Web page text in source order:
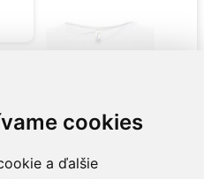
cookies
a ďalšie